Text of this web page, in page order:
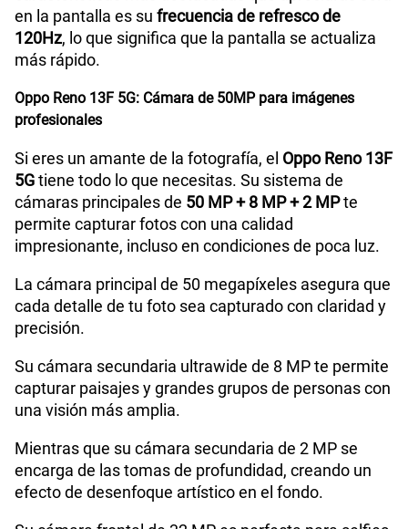
Carga rápida
VoLTE
características más destacadas que apreciarás será
en la pantalla es sufrecuencia de refresco de
120Hz, lo que significa que la pantalla se actualiza
Oppo Reno 13F 5G: Cámara de 50MP para imágenes
Si eres un amante de la fotografía, elOppo Reno 13F
5Gtiene todo lo que necesitas. Su sistema de
cámaras principales de50 MP + 8 MP + 2 MP
permite capturar fotos con una calidad
La cámara principal de 50 megapíxeles asegura que
cada detalle de tu foto sea capturado con claridad y
Su cámara secundaria ultrawide de 8 MP te permite
capturar paisajes y grandes grupos de personas con
Mientras que su cámara secundaria de 2 MP se
encarga de las tomas de profundidad, creando un